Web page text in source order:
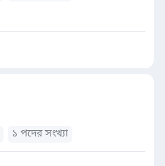
১ পদের সংখ্যা